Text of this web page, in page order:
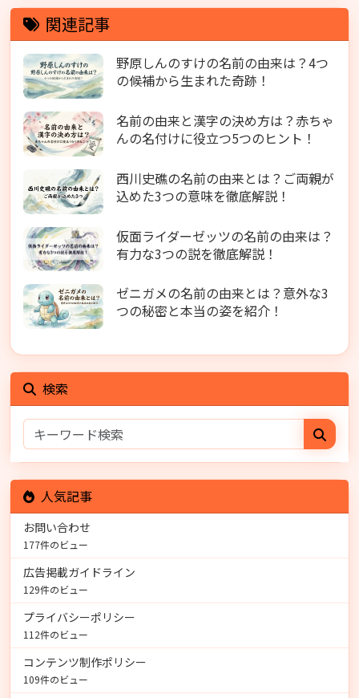
関連記事
野原しんのすけの名前の由来は？4つ
の候補から生まれた奇跡！
名前の由来と漢字の決め方は？赤ちゃ
んの名付けに役立つ5つのヒント！
西川史礁の名前の由来とは？ご両親が
込めた3つの意味を徹底解説！
仮面ライダーゼッツの名前の由来は？
有力な3つの説を徹底解説！
ゼニガメの名前の由来とは？意外な3
つの秘密と本当の姿を紹介！
検索
人気記事
お問い合わせ
177件のビュー
広告掲載ガイドライン
129件のビュー
プライバシーポリシー
112件のビュー
コンテンツ制作ポリシー
109件のビュー